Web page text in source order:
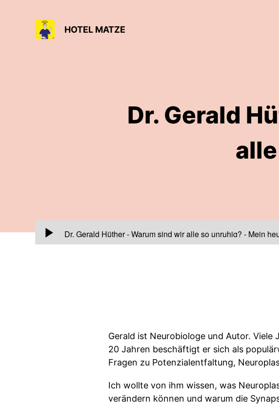
HOTEL MATZE
Dr. Gerald
00:00:00
Dr. Gerald Hüther - Warum sind wir alle so unruhig? - Mein
Gerald ist Neurobiologe und Autor.
20 Jahren beschäftigt er sich als
Fragen zu Potenzialentfaltung,
Ich wollte von ihm wissen, was
verändern können und warum die